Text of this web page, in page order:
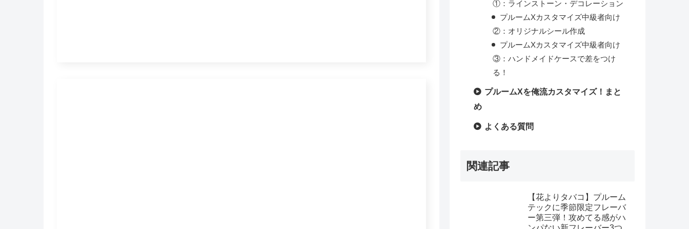
①：ラインストーン・デコレーション
プルームXカスタマイズ中級者向け
②：オリジナルシール作成
プルームXカスタマイズ中級者向け
③：ハンドメイドケースで差をつけ
る！
プルームXを俺流カスタマイズ！まと
め
よくある質問
関連記事
【花よりタバコ】プルーム
テックに季節限定フレーバ
ー第三弾！攻めてる感がハ